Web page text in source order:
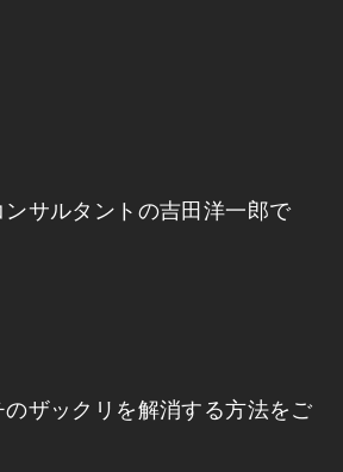
サルタントの吉田洋一郎で
ザックリを解消する方法をご